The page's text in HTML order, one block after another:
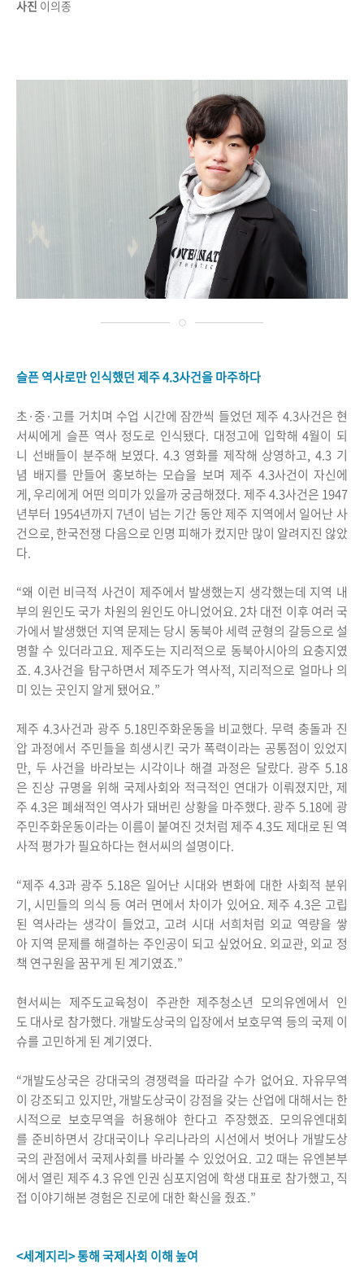
사진 이의종
슬픈 역사로만 인식했던 제주 4.3사건을 마주하다
초·중·고를 거치며 수업 시간에 잠깐씩 들었던 제주 4.3사건은 현
서씨에게 슬픈 역사 정도로 인식됐다. 대정고에 입학해 4월이 되
니 선배들이 분주해 보였다. 4.3 영화를 제작해 상영하고, 4.3 기
념 배지를 만들어 홍보하는 모습을 보며 제주 4.3사건이 자신에
게, 우리에게 어떤 의미가 있을까 궁금해졌다. 제주 4.3사건은 1947
년부터 1954년까지 7년이 넘는 기간 동안 제주 지역에서 일어난 사
건으로, 한국전쟁 다음으로 인명 피해가 컸지만 많이 알려지진 않았
다.
“왜 이런 비극적 사건이 제주에서 발생했는지 생각했는데 지역 내
부의 원인도 국가 차원의 원인도 아니었어요. 2차 대전 이후 여러 국
가에서 발생했던 지역 문제는 당시 동북아 세력 균형의 갈등으로 설
명할 수 있더라고요. 제주도는 지리적으로 동북아시아의 요충지였
죠. 4.3사건을 탐구하면서 제주도가 역사적, 지리적으로 얼마나 의
미 있는 곳인지 알게 됐어요.”
제주 4.3사건과 광주 5.18민주화운동을 비교했다. 무력 충돌과 진
압 과정에서 주민들을 희생시킨 국가 폭력이라는 공통점이 있었지
만, 두 사건을 바라보는 시각이나 해결 과정은 달랐다. 광주 5.18
은 진상 규명을 위해 국제사회와 적극적인 연대가 이뤄졌지만, 제
주 4.3은 폐쇄적인 역사가 돼버린 상황을 마주했다. 광주 5.18에 광
주민주화운동이라는 이름이 붙여진 것처럼 제주 4.3도 제대로 된 역
사적 평가가 필요하다는 현서씨의 설명이다.
“제주 4.3과 광주 5.18은 일어난 시대와 변화에 대한 사회적 분위
기, 시민들의 의식 등 여러 면에서 차이가 있어요. 제주 4.3은 고립
된 역사라는 생각이 들었고, 고려 시대 서희처럼 외교 역량을 쌓
아 지역 문제를 해결하는 주인공이 되고 싶었어요. 외교관, 외교 정
책 연구원을 꿈꾸게 된 계기였죠.”
현서씨는 제주도교육청이 주관한 제주청소년 모의유엔에서 인
도 대사로 참가했다. 개발도상국의 입장에서 보호무역 등의 국제 이
슈를 고민하게 된 계기였다.
“개발도상국은 강대국의 경쟁력을 따라갈 수가 없어요. 자유무역
이 강조되고 있지만, 개발도상국이 강점을 갖는 산업에 대해서는 한
시적으로 보호무역을 허용해야 한다고 주장했죠. 모의유엔대회
를 준비하면서 강대국이나 우리나라의 시선에서 벗어나 개발도상
국의 관점에서 국제사회를 바라볼 수 있었어요. 고2 때는 유엔본부
에서 열린 제주 4.3 유엔 인권 심포지엄에 학생 대표로 참가했고, 직
접 이야기해본 경험은 진로에 대한 확신을 줬죠.”
<세계지리> 통해 국제사회 이해 높여